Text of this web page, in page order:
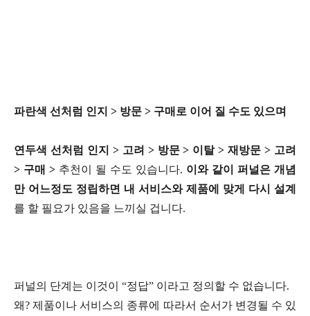
파란색 선처럼 인지 > 방문 > 구매로 이어 질 수도 있으며
연두색 선처럼 인지 > 고려 > 방문 > 이탈 > 재방문 > 고려
> 구매 > 추천이 될 수도 있습니다. 이와 같이 퍼널은 개념
만 어느정도 정립하면 내 서비스와 제품에 맞게 다시 설계
를 할 필요가 있음을 느끼실 겁니다.
퍼널의 단계는 이것이 “정답” 이라고 정의할 수 없습니다.
왜? 제품이나 서비스의 종류에 따라서 순서가 변경될 수 있